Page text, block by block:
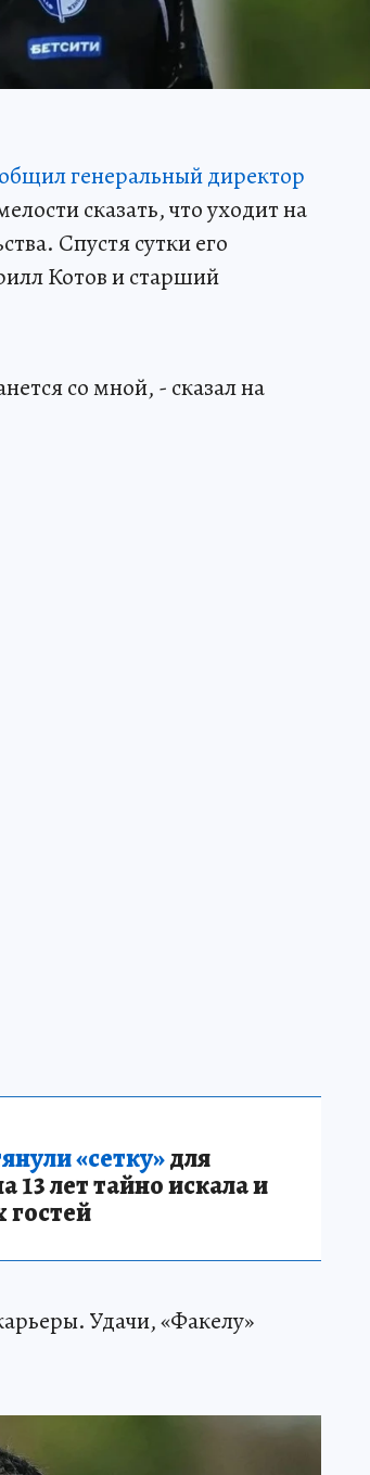
генеральный директор
сказать, что уходит на
Спустя сутки его
Котов и старший
со мной, - сказал на
«сетку»для
13 лет тайно искала и
гостей
Удачи, «Факелу»